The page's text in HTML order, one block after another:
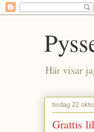
Här visar
tisdag 22
Grattis